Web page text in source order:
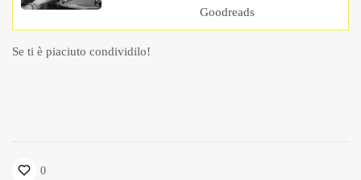
Goodreads
Se ti è piaciuto condividilo!
0